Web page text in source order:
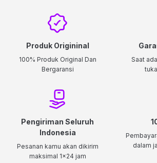
Produk Origininal
100% Produk Original Dan
Bergaransi
Saat
Pengiriman Seluruh
Indonesia
Pesanan kamu akan dikirim
maksimal 1x24 jam
dalam